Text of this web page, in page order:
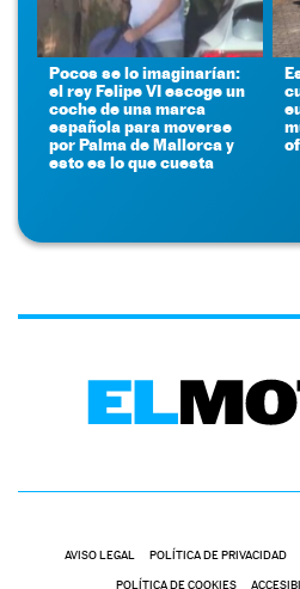
Pocos se lo imaginarían:
el rey Felipe VI escoge un
coche de una marca
española para moverse
por Palma de Mallorca y
esto es lo que cuesta
AVISO LEGAL POLÍTICA DE PRIVACIDAD
POLÍTICA DE COOKIES